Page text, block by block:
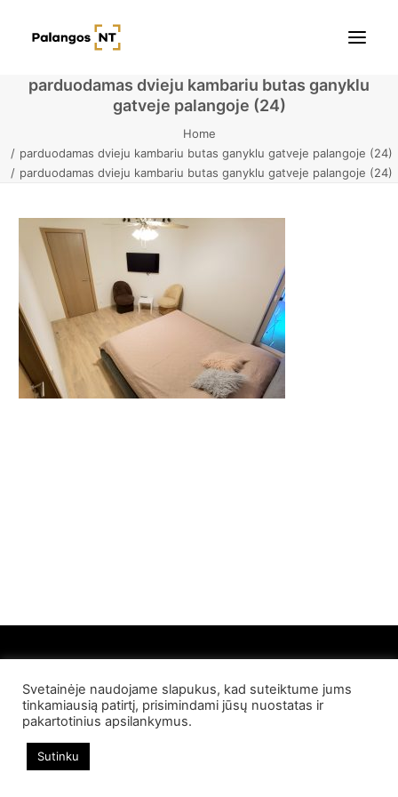
Butai
Žemės sklypai
Kontaktai
parduodamas dvieju kambariu butas ganyklu
gatveje palangoje (24)
Home
parduodamas dvieju kambariu butas ganyklu gatveje palangoje (24)
parduodamas dvieju kambariu butas ganyklu gatveje palangoje (24)
© 2022 Palangos NT. Visos teisės saugomos
Svetainėje naudojame slapukus, kad suteiktume jums
tinkamiausią patirtį, prisimindami jūsų nuostatas ir
pakartotinius apsilankymus.
Sutinku